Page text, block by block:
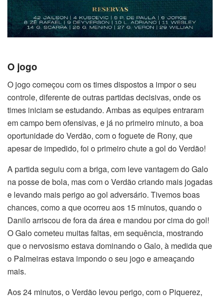
O jogo
O jogo começou com os times dispostos a impor o seu
controle, diferente de outras partidas decisivas, onde os
times iniciam se estudando. Ambas as equipes entraram
em campo bem ofensivas, e já no primeiro minuto, a boa
oportunidade do Verdão, com o foguete de Rony, que
apesar de impedido, foi o primeiro chute a gol do Verdão!
A partida seguiu com a briga, com leve vantagem do Galo
na posse de bola, mas com o Verdão criando mais jogadas
e levando mais perigo ao gol adversário. Tivemos boas
chances, como a que ocorreu aos 15 minutos, quando o
Danilo arriscou de fora da área e mandou por cima do gol!
O Galo cometeu muitas faltas, em sequência, mostrando
que o nervosismo estava dominando o Galo, à medida que
o Palmeiras estava impondo o seu jogo e ameaçando
mais.
Aos 24 minutos, o Verdão levou perigo, com o Piquerez,